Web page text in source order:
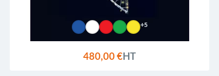
+5
480,00 €HT